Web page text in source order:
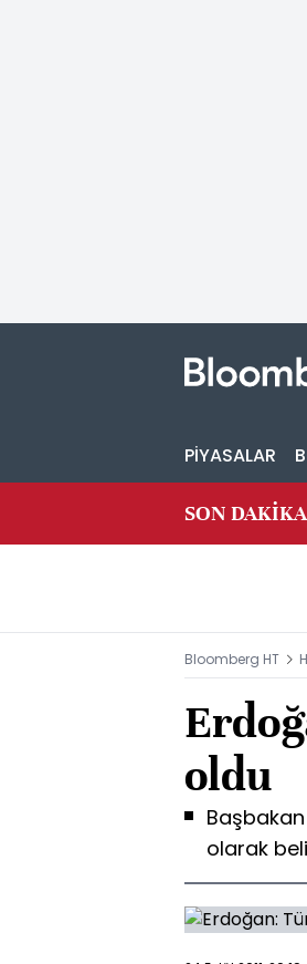
PİYASALAR
SON DAKİKA
Bloomberg HT
oldu
olarak